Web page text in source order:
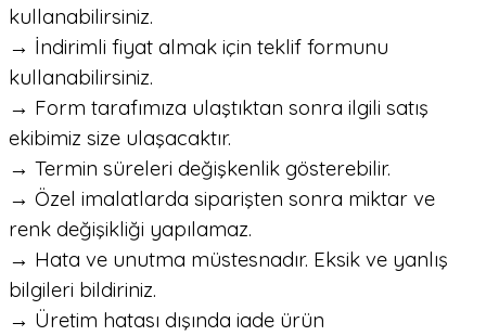
kullanabilirsiniz.
→ İndirimli fiyat almak için teklif formunu
kullanabilirsiniz.
→ Form tarafımıza ulaştıktan sonra ilgili satış
ekibimiz size ulaşacaktır.
→ Termin süreleri değişkenlik gösterebilir.
→ Özel imalatlarda siparişten sonra miktar ve
renk değişikliği yapılamaz.
→ Hata ve unutma müstesnadır. Eksik ve yanlış
bilgileri bildiriniz.
→ Üretim hatası dışında iade ürün